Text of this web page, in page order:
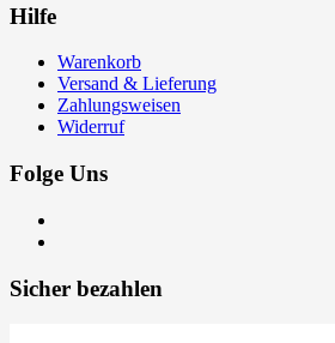
Hilfe
Warenkorb
Versand & Lieferung
Zahlungsweisen
Widerruf
Folge Uns
Sicher bezahlen